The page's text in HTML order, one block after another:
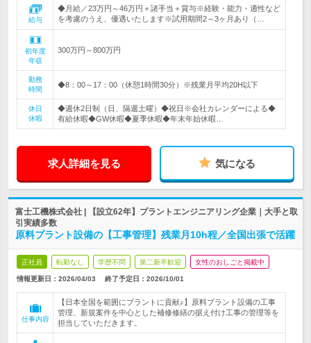
給与
◆月給／23万円～46万円＋諸手当＋賞与※経験・能力・適性など
を考慮のうえ、優遇いたします※試用期間2～3ヶ月あり（…
初年度
年収
300万円～800万円
勤務
時間
◆8：00～17：00（休憩1時間30分）※残業月平均20H以下
休日
休暇
◆週休2日制（日、隔週土曜）◆祝日※会社カレンダーによる◆
有給休暇◆GW休暇◆夏季休暇◆年末年始休暇…
求人詳細を見る 気になる
富士工機株式会社 | 【設立62年】プラントエンジニアリング企業｜大手と取
引実績多数
原料プラント設備の【工事管理】残業月10h程／全国出張で活躍
正社員 転勤なし 学歴不問 第二新卒歓迎 女性のおしごと掲載中
情報更新日：2026/04/03 終了予定日： 2026/10/01
仕事内容
【日本全国を範囲にプラントに貢献♪】原料プラント設備の工事
管理、新規案件を中心とした補修修繕の据え付け工事の管理等を
担当していただきます。